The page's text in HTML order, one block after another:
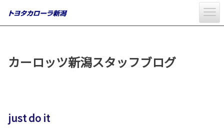
カーロッツ新潟スタッフブログ
just do it